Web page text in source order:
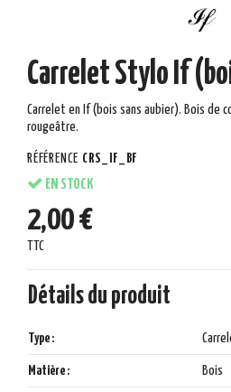
Carrelet Stylo If
Carrelet en If (bois sans aubier). Bois de
rougeâtre.
RÉFÉRENCE CRS_IF_BF
EN STOCK
2,00 €
TTC
Détails du produit
Type :
Matière : Bois